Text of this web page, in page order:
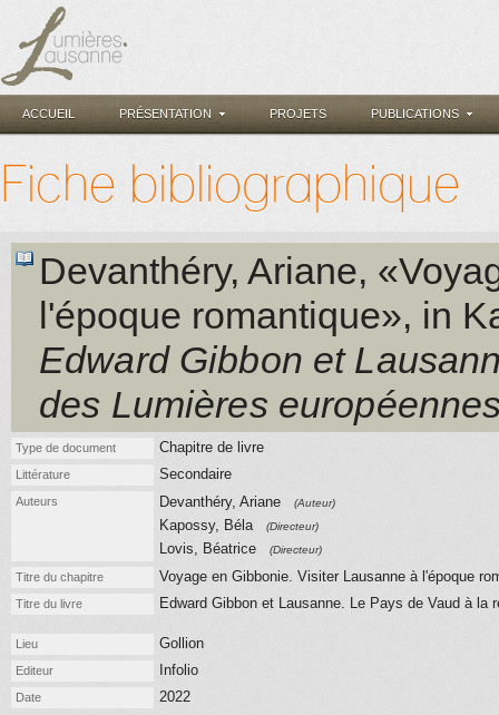
ACCUEIL PRÉSENTATION PROJETS PUBLICATIONS
Fiche bibliographique
Devanthéry, Ariane,
l'époque romantique», in
Edward Gibbon et
des Lumières
Type de document Chapitre de livre
Littérature Secondaire
Auteurs Devanthéry, Ariane (Auteur)
Kapossy, Béla (Directeur)
Lovis, Béatrice (Directeur)
Titre du chapitre Voyage en Gibbonie. Visiter Lausanne à l'époque
Titre du livre Edward Gibbon et Lausanne. Le Pays de Vaud à la
Lieu Gollion
Editeur Infolio
Date 2022